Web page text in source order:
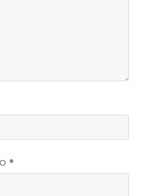
*